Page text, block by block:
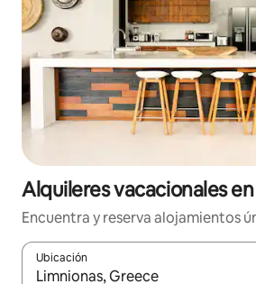
Alquileres vacacionales
Encuentra y reserva alojamientos
Ubicación
Cuando los resultados estén